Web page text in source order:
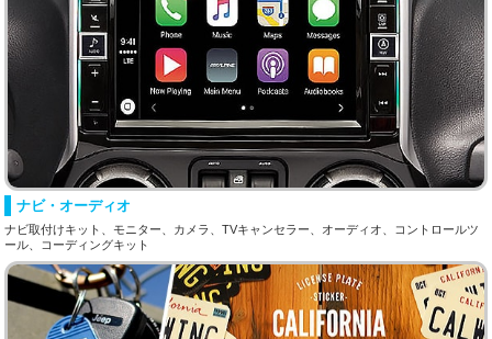
ナビ・オーディオ
ナビ取付けキット、モニター、カメラ、TVキャンセラー、オーディオ、コントロールツ
ール、コーディングキット